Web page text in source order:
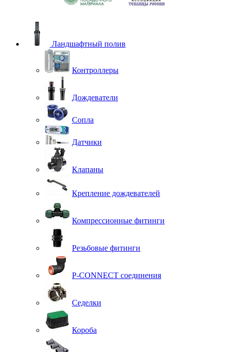
Ландшафтный полив
Контроллеры
Дождеватели
Сопла
Датчики
Клапаны
Крепление дождевателей
Компрессионные фитинги
Резьбовые фитинги
P-CONNECT соединения
Седелки
Короба